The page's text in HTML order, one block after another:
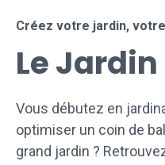
Créez votre jardin,
Le Jardin
Vous débutez en
optimiser un coin de
grand jardin ?